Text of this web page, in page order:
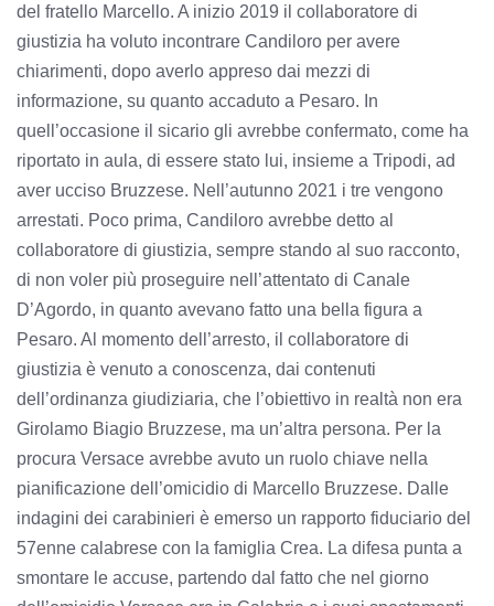
del fratello Marcello. A inizio 2019 il collaboratore di
giustizia ha voluto incontrare Candiloro per avere
chiarimenti, dopo averlo appreso dai mezzi di
informazione, su quanto accaduto a Pesaro. In
quell’occasione il sicario gli avrebbe confermato, come ha
riportato in aula, di essere stato lui, insieme a Tripodi, ad
aver ucciso Bruzzese. Nell’autunno 2021 i tre vengono
arrestati. Poco prima, Candiloro avrebbe detto al
collaboratore di giustizia, sempre stando al suo racconto,
di non voler più proseguire nell’attentato di Canale
D’Agordo, in quanto avevano fatto una bella figura a
Pesaro. Al momento dell’arresto, il collaboratore di
giustizia è venuto a conoscenza, dai contenuti
dell’ordinanza giudiziaria, che l’obiettivo in realtà non era
Girolamo Biagio Bruzzese, ma un’altra persona. Per la
procura Versace avrebbe avuto un ruolo chiave nella
pianificazione dell’omicidio di Marcello Bruzzese. Dalle
indagini dei carabinieri è emerso un rapporto fiduciario del
57enne calabrese con la famiglia Crea. La difesa punta a
smontare le accuse, partendo dal fatto che nel giorno